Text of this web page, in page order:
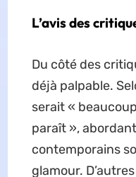
L’avis des
Du côté des
déjà palpable.
serait «
paraît »,
contemporains
glamour.